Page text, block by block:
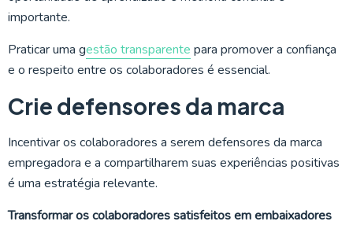
importante.
Praticar uma gestão transparente para promover a confiança
e o respeito entre os colaboradores é essencial.
Crie defensores da marca
Incentivar os colaboradores a serem defensores da marca
empregadora e a compartilharem suas experiências positivas
é uma estratégia relevante.
Transformar os colaboradores satisfeitos em embaixadores